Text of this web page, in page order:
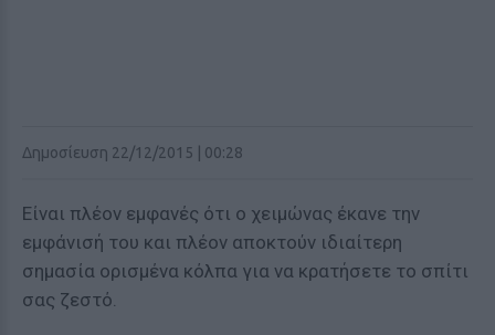
Δημοσίευση 22/12/2015 | 00:28
Είναι πλέον εμφανές ότι ο χειμώνας έκανε την
εμφάνισή του και πλέον αποκτούν ιδιαίτερη
σημασία ορισμένα κόλπα για να κρατήσετε το σπίτι
σας ζεστό.